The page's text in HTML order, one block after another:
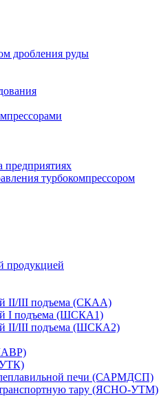
дробления руды
предприятиях
турбокомпрессором
продукцией
II/III подъема (СКАА)
I подъема (ШСКА1)
II/III подъема (ШСКА2)
печи (САРМДСП)
транспортную тару (ЯСНО-УТМ)